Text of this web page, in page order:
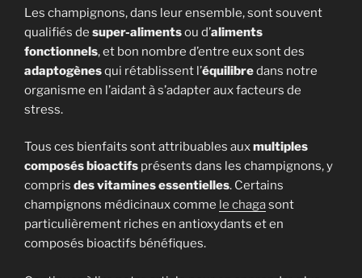
Les champignons, dans leur ensemble, sont souvent
qualifiés de super-alimentsou d’aliments
fonctionnels, et bon nombre d’entre eux sont des
adaptogènesqui rétablissent l’équilibredans notre
organisme en l’aidant à s’adapter aux facteurs de
stress.
Tous ces bienfaits sont attribuables auxmultiples
composés bioactifs présents dans les champignons, y
compris des vitamines essentielles. Certains
champignons médicinaux comme le chagasont
particulièrement riches en antioxydants et en
composés bioactifs bénéfiques.